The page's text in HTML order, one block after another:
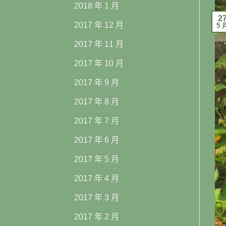
2018 年 1 月
2017 年 12 月
2017 年 11 月
2017 年 10 月
2017 年 9 月
2017 年 8 月
2017 年 7 月
2017 年 6 月
2017 年 5 月
2017 年 4 月
2017 年 3 月
2017 年 2 月
5